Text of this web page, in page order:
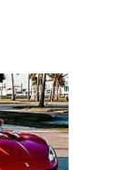
то
просто